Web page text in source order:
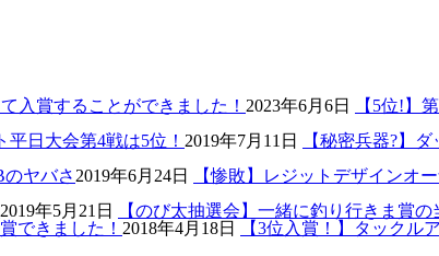
2023年6月6日
【5位!】
2019年7月11日
【秘密兵器?】
2019年6月24日
【惨敗】レジットデザインオ
2019年5月21日
【のび太抽選会】一緒に釣り行きま賞
2018年4月18日
【3位入賞！】タックル